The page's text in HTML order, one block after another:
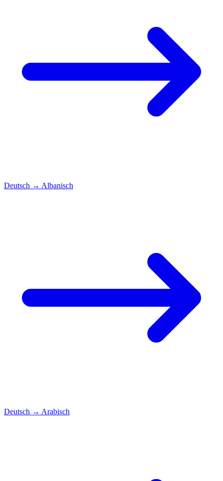
Deutsch → Albanisch
Deutsch → Arabisch